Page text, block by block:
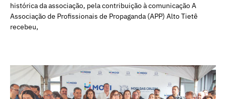
histórica da associação, pela contribuição à comunicação A
Associação de Profissionais de Propaganda (APP) Alto Tietê
recebeu,